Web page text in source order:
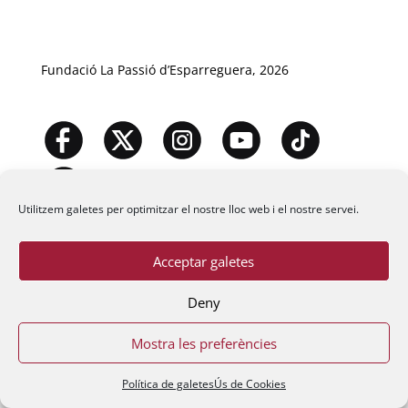
Utilitzem galetes per optimitzar el nostre lloc web i el nostre servei.
Acceptar galetes
Deny
Mostra les preferències
Política de galetesÚs de Cookies
Fundació La Passió d’Esparreguera, 2026